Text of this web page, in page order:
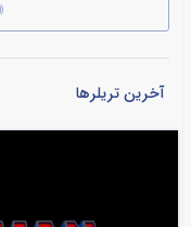
آخرین تریلرها